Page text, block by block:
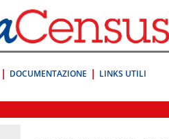
DOCUMENTAZIONE LINKS UTILI